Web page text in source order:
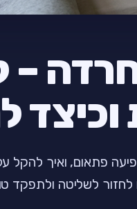
–
פתאום, ואיך להקל
לחזור לשליטה ולתפקד